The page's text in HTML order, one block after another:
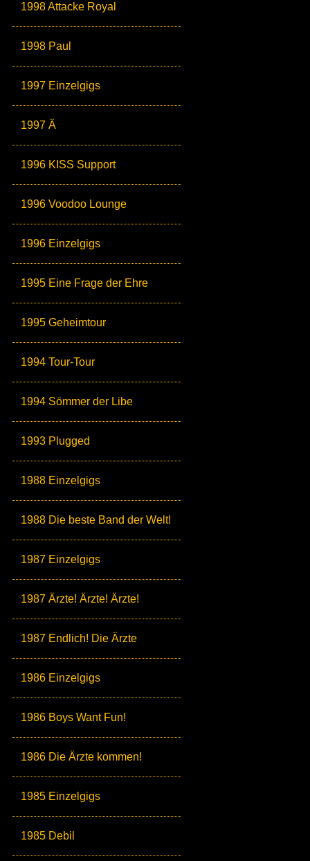
1998 Attacke Royal
1998 Paul
1997 Einzelgigs
1997 Ä
1996 KISS Support
1996 Voodoo Lounge
1996 Einzelgigs
1995 Eine Frage der Ehre
1995 Geheimtour
1994 Tour-Tour
1994 Sömmer der Libe
1993 Plugged
1988 Einzelgigs
1988 Die beste Band der Welt!
1987 Einzelgigs
1987 Ärzte! Ärzte! Ärzte!
1987 Endlich! Die Ärzte
1986 Einzelgigs
1986 Boys Want Fun!
1986 Die Ärzte kommen!
1985 Einzelgigs
1985 Debil